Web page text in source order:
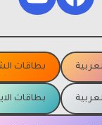
بطاقات
بطاقات
القسم: عربية و